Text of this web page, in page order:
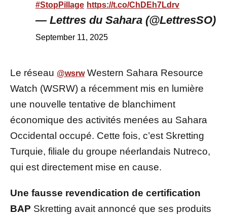
#StopPillage https://t.co/ChDEh7Ldrv
— Lettres du Sahara (@LettresSO)
September 11, 2025
Le réseau @wsrwWestern Sahara Resource
Watch (WSRW) a récemment mis en lumière
une nouvelle tentative de blanchiment
économique des activités menées au Sahara
Occidental occupé. Cette fois, c’est Skretting
Turquie, filiale du groupe néerlandais Nutreco,
qui est directement mise en cause.
Une fausse revendication de certification
BAP Skretting avait annoncé que ses produits